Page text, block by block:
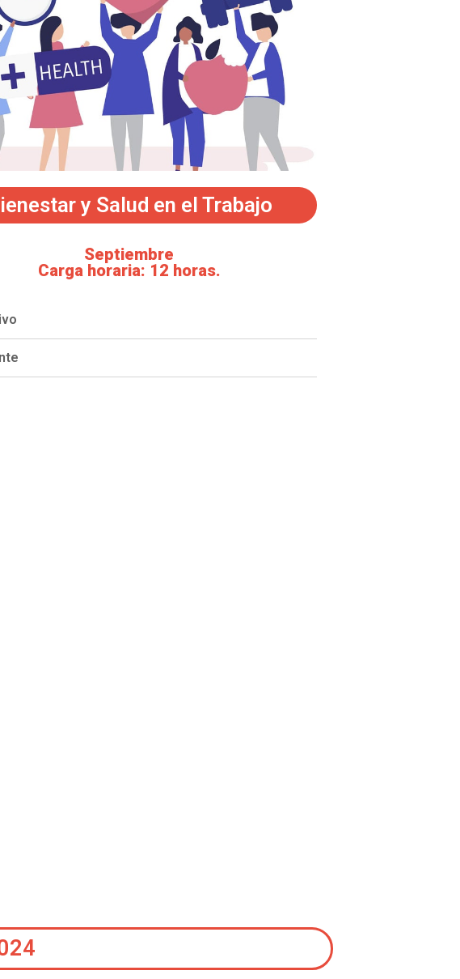
y Salud en el Trabajo
Septiembre
Carga horaria: 12 horas.